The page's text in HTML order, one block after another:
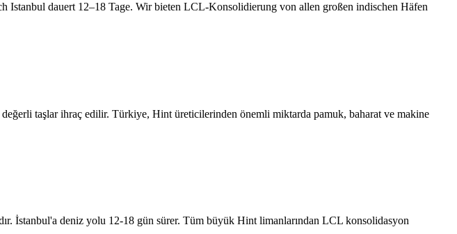
Istanbul dauert 12–18 Tage. Wir bieten LCL-Konsolidierung von allen großen indischen Häfen
taşlar ihraç edilir. Türkiye, Hint üreticilerinden önemli miktarda pamuk, baharat ve makine
İstanbul'a deniz yolu 12-18 gün sürer. Tüm büyük Hint limanlarından LCL konsolidasyon